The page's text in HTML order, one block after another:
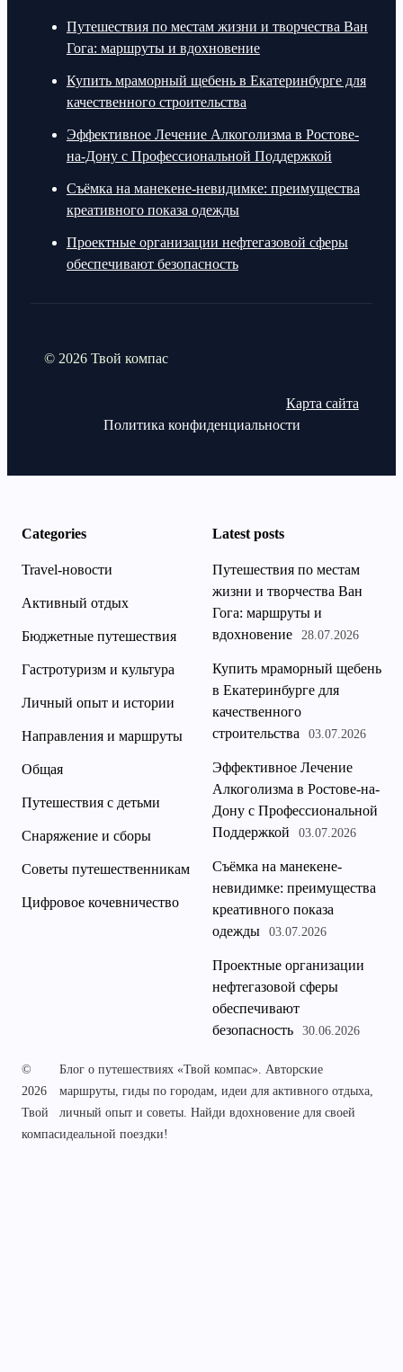
Путешествия по местам жизни и творчества Ван
Гога: маршруты и вдохновение
Купить мраморный щебень в Екатеринбурге для
качественного строительства
Эффективное Лечение Алкоголизма в Ростове-
на-Дону с Профессиональной Поддержкой
Съёмка на манекене-невидимке: преимущества
креативного показа одежды
Проектные организации нефтегазовой сферы
обеспечивают безопасность
© 2026 Твой компас
Карта сайта
Политика конфиденциальности
Categories
Travel-новости
Активный отдых
Бюджетные путешествия
Гастротуризм и культура
Личный опыт и истории
Направления и маршруты
Общая
Путешествия с детьми
Снаряжение и сборы
Советы путешественникам
Цифровое кочевничество
Latest posts
Путешествия по местам
жизни и творчества Ван
Гога: маршруты и
вдохновение
28.07.2026
Купить мраморный щебень
в Екатеринбурге для
качественного
строительства
03.07.2026
Эффективное Лечение
Алкоголизма в Ростове-на-
Дону с Профессиональной
Поддержкой
03.07.2026
Съёмка на манекене-
невидимке: преимущества
креативного показа
одежды
03.07.2026
Проектные организации
нефтегазовой сферы
обеспечивают
безопасность
30.06.2026
©
2026
Твой
компас
Блог о путешествиях «Твой компас». Авторские
маршруты, гиды по городам, идеи для активного отдыха,
личный опыт и советы. Найди вдохновение для своей
идеальной поездки!